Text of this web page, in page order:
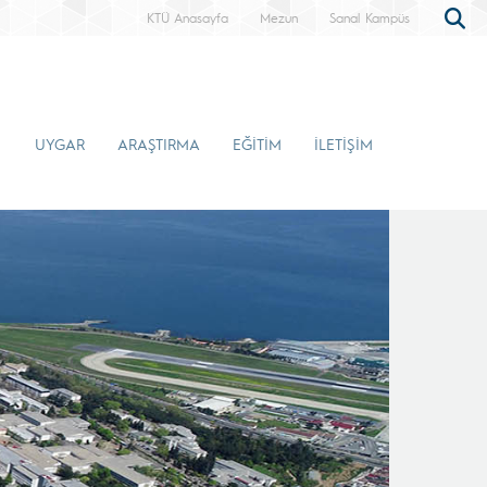
KTÜ Anasayfa Mezun Sanal Kampüs
UYGAR ARAŞTIRMA EĞİTİM İLETİŞİM